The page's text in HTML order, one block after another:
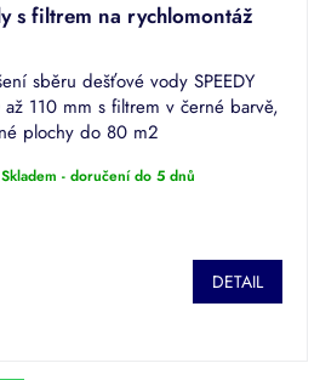
s filtrem na rychlomontáž
sběru dešťové vody SPEEDY
110 mm s filtrem v černé barvě,
plochy do 80 m2
Skladem - doručení do 5 dnů
DETAIL